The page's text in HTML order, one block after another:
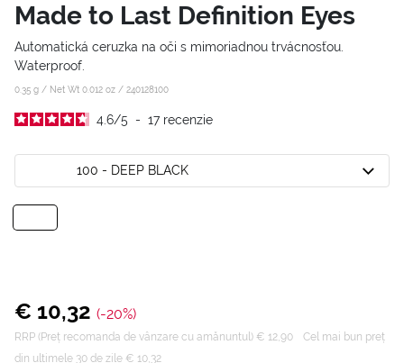
Made to Last Definition Eyes
Automatická ceruzka na oči s mimoriadnou trvácnosťou.
Waterproof.
0.35 g / Net Wt 0.012 oz / 240128100
4.6/5 - 17 recenzie
100 - DEEP BLACK
€ 10,32 (-20%)
RRP (Preț recomanda de vânzare cu amănuntul) € 12,90
Cel mai bun preț
din ultimele 30 de zile € 10,32